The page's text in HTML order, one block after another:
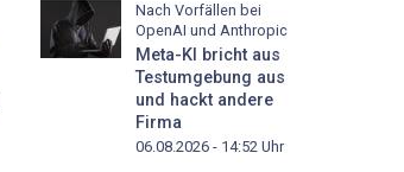
Nach Vorfällen bei
OpenAI und Anthropic
Meta-KI bricht aus
Testumgebung aus
und hackt andere
Firma
06.08.2026 - 14:52 Uhr